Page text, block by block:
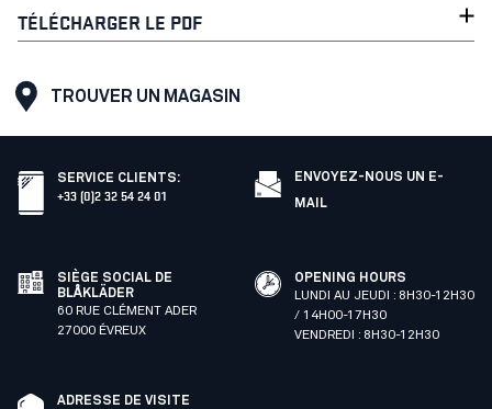
TÉLÉCHARGER LE PDF
TROUVER UN MAGASIN
SERVICE CLIENTS:
+33 (0)2 32 54 24 01
ENVOYEZ-NOUS UN E-
MAIL
SIÈGE SOCIAL DE
BLÅKLÄDER
60 RUE CLÉMENT ADER
27000 ÉVREUX
OPENING HOURS
LUNDI AU JEUDI : 8H30-12H30
/ 14H00-17H30
VENDREDI : 8H30-12H30
ADRESSE DE VISITE